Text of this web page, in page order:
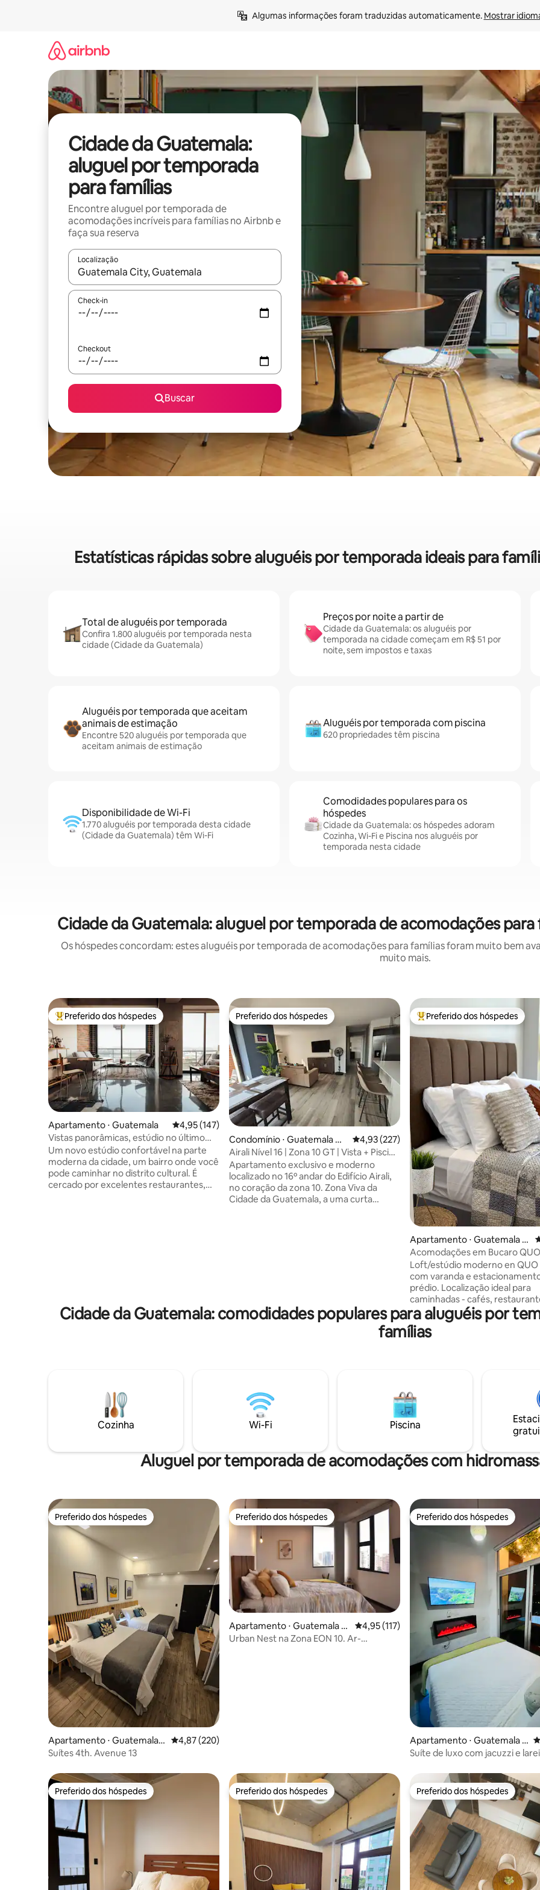
Algumas informações foram traduzidas automaticamente. Mostrar
Cidade da Guatemala:
aluguel por temporada
para famílias
Encontre aluguel por temporada de
acomodações incríveis para famílias no Airbnb e
faça sua reserva
Localização
Quando os resultados estiverem disponíveis, explore-os usando as seta para cima e para baixo do teclado ou tocando
Check-in
Checkout
Buscar
Estatísticas rápidas sobre aluguéis por temporada ideais para
Total de aluguéis por temporada
Confira 1.800 aluguéis por temporada nesta
cidade (Cidade da Guatemala)
Preços por noite a partir de
Cidade da Guatemala: os aluguéis por
temporada na cidade começam em R$ 51 por
noite, sem impostos e taxas
Aluguéis por temporada que aceitam
animais de estimação
Encontre 520 aluguéis por temporada que
aceitam animais de estimação
Aluguéis por temporada com piscina
620 propriedades têm piscina
Disponibilidade de Wi-Fi
1.770 aluguéis por temporada desta cidade
(Cidade da Guatemala) têm Wi-Fi
Comodidades populares para os
hóspedes
Cidade da Guatemala: os hóspedes adoram
Cozinha, Wi-Fi e Piscina nos aluguéis por
temporada nesta cidade
Cidade da Guatemala: aluguel por temporada de acomodações
Os hóspedes concordam: estes aluguéis por temporada de acomodações para famílias foram muito bem
muito mais.
Entre os melhores preferidos dos hóspedes
Preferido dos hóspedes
Apartamento ⋅ Guatemala 4,95 de uma avaliação média de 5, 147 avaliações
4,95 (147)
Vistas panorâmicas, estúdio no último
andar na Zona 4
Um novo estúdio confortável na parte
moderna da cidade, um bairro onde você
pode caminhar no distrito cultural. É
cercado por excelentes restaurantes,
dos clubes no bairro.
Preferido dos hóspedes
Preferido dos hóspedes
Condomínio ⋅ Guatemala Cit
y
4,93 de uma avaliação média de 5, 227
4,93 (227)
Airali Nível 16 | Zona 10 GT | Vista + Piscina
+ Academia
Apartamento exclusivo e moderno
localizado no 16º andar do Edifício Airali,
no coração da zona 10. Zona Viva da
Cidade da Guatemala, a uma curta
cafeteria, salão de beleza e área sem
animais de estimação
Entre os melhores preferidos
Preferido dos hóspedes
Apartamento ⋅ Guatemala Ci
ty
Acomodações em Bucaro
Loft/estúdio moderno en QUO
com varanda e
prédio. Localização ideal para
caminhadas - cafés,
urbana a uma curta distância a
rápido, cozinha equipada e
check-in 24h com fechadura
reservas de mais de 6 meses,
negociar um preço atraente e o
de eletricidade seria pago pelo
Cidade da Guatemala: comodidades populares para aluguéis por
famílias
Cozinha Wi-Fi Piscina
Aluguel por temporada de acomodações com
Preferido dos hóspedes
Preferido dos hóspedes
Apartamento ⋅ Guatemala
City
4,87 de uma avaliação média de 5, 220 avaliações
4,87 (220)
Suítes 4th. Avenue 13
Preferido dos hóspedes
Preferido dos hóspedes
Apartamento ⋅ Guatemala Ci
ty
4,95 de uma avaliação média de 5, 117
4,95 (117)
Urban Nest na Zona EON 10. Ar-
Preferido dos hóspedes
Preferido dos hóspedes
Apartamento ⋅ Guatemala C
ity
Suíte de luxo com jacuzzi e
Preferido dos hóspedes
Preferido dos hóspedes Preferido dos hóspedes
Preferido dos hóspedes Preferido dos hóspedes
Preferido dos hóspedes